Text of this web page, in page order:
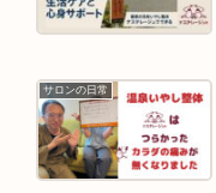
サロンの日常